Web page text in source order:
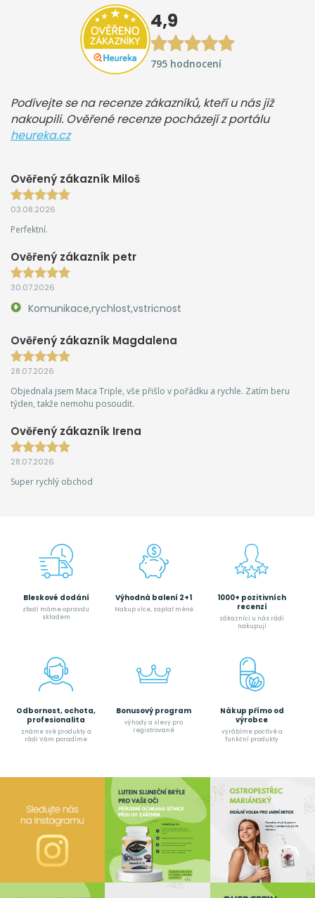
4,9
795 hodnocení
Podívejte se na recenze zákazníků, kteří u nás již
nakoupili. Ověřené recenze pocházejí z portálu
heureka.cz
Ověřený zákazník Miloš
03.08.2026
Perfektní.
Ověřený zákazník petr
30.07.2026
Komunikace,rychlost,vstricnost
Ověřený zákazník Magdalena
28.07.2026
Objednala jsem Maca Triple, vše přišlo v pořádku a rychle. Zatím beru
týden, takže nemohu posoudit.
Ověřený zákazník Irena
28.07.2026
Super rychlý obchod
Bleskové dodání
zboží máme opravdu
skladem
Výhodná balení 2+1
Nakup více, zaplať méně
1000+ pozitivních
recenzí
zákazníci u nás rádi
nakupují
Odbornost, ochota,
profesionalita
známe své produkty a
rádi Vám poradíme
Bonusový program
výhody a slevy pro
registrované
Nákup přímo od
výrobce
vyrábíme poctívé a
funkční produkty